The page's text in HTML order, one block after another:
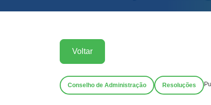
Voltar
Conselho de Administração Resoluções